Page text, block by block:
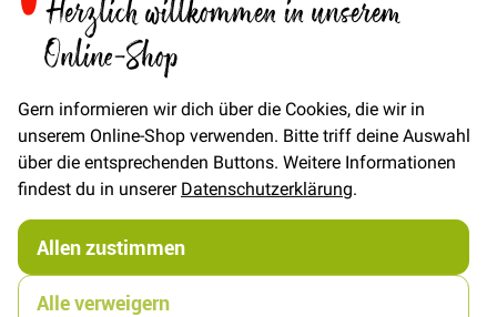
Online-Shop
Gern informieren wir dich über die Cookies, die wir in
unserem Online-Shop verwenden. Bitte triff deine Auswahl
über die entsprechenden Buttons. Weitere Informationen
findest du in unsererDatenschutzerklärung.
Allen zustimmen
Alle verweigern
der
Bildgalerie
springen
Gummiband 5mm -
Türkis
VerfügbarkeitAuf Lager
0,50 €